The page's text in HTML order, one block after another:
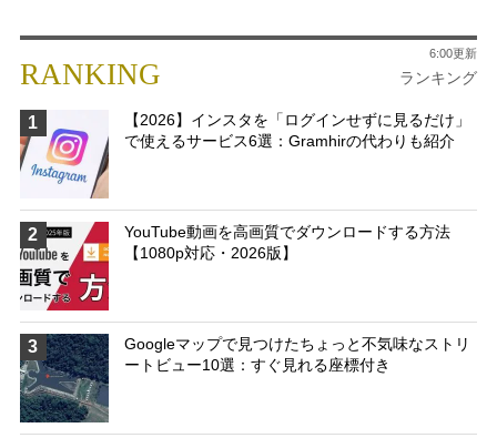
RANKING ランキング
6:00更新
1
【2026】インスタを「ログインせずに見るだけ」
で使えるサービス6選：Gramhirの代わりも紹介
2
YouTube動画を高画質でダウンロードする方法
【1080p対応・2026版】
3
Googleマップで見つけたちょっと不気味なストリ
ートビュー10選：すぐ見れる座標付き